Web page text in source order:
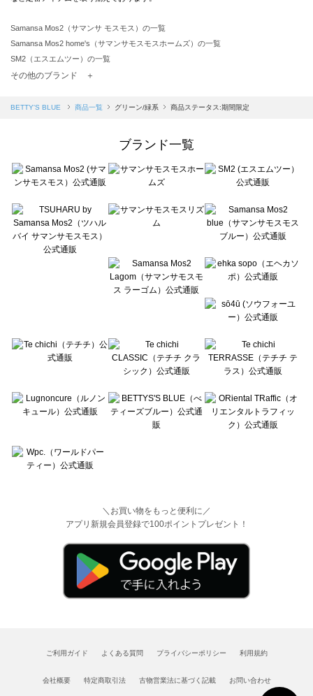
Samansa Mos2（サマンサ モスモス）の一覧
Samansa Mos2 home's（サマンサモスモスホームズ）の一覧
SM2（エスエムツー）の一覧
TSUHARU by Samansa Mos2（ツハルバイサマンサモスモス）の一覧
Samansa Mos2 blue（サマンサモスモス ブルー）の一覧
Te chichi（テチチ）の一覧
Te chichi CLASSIC（テチチ クラシック）の一覧
Lugnoncure（ルノンキュール）の一覧
BETTY'S BLUE（べティーズブルー）の一覧
Wpc.（ワールドパーティー）の一覧
その他のブランド ＋
BETTY'S BLUE 商品一覧 グリーン/緑系 商品ステータス:期間限定
ブランド一覧
＼お買い物をもっと便利に／
アプリ新規会員登録で100ポイントプレゼント！
ご利用ガイド よくある質問 プライバシーポリシー 利用規約
会社概要 特定商取引法 古物営業法に基づく記載 お問い合わせ